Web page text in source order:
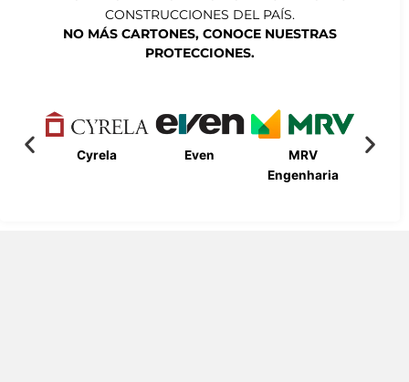
CONSTRUCCIONES DEL PAÍS.
NO MÁS CARTONES, CONOCE NUESTRAS
PROTECCIONES.
Cyrela Even
MRV
Engenharia